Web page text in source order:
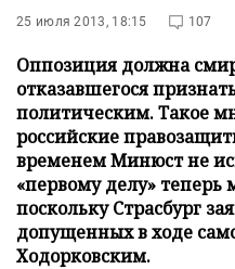
25 июля 2013, 18:15 107
Оппозиция должна
отказавшегося
политическим. Такое
российские
временем Минюст не
«первому делу»
поскольку Страсбург
допущенных в ходе
Ходорковским.